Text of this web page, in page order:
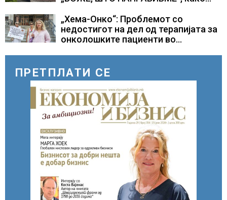
Геј“ и учесниците во
бомбардирањето го доживуваа овој
настан што го промени текот на
„Хема-Онко“: Проблемот со
недостигот на дел од терапијата за
онколошките пациенти во
ПРЕТПЛАТИ СЕ